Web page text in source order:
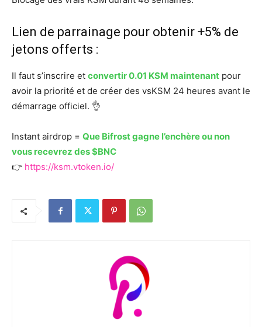
Lien de parrainage pour obtenir +5% de
jetons offerts :
Il faut s’inscrire et convertir 0.01 KSM maintenant pour
avoir la priorité et de créer des vsKSM 24 heures avant le
démarrage officiel. 👌
Instant airdrop = Que Bifrost gagne l’enchère ou non
vous recevrez des $BNC
👉 https://ksm.vtoken.io/